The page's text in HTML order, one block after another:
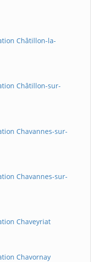
Châtillon-la-
Châtillon-sur-
Chavannes-sur-
Chavannes-sur-
Chaveyriat
Chavornay